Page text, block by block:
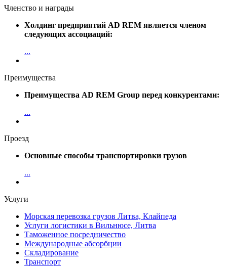
Членство и награды
Холдинг предприятий AD REM является членом
следующих ассоциаций:
...
Преимущества
Преимущества AD REM Group перед конкурентами:
...
Проезд
Основные способы транспортировки грузов
...
Услуги
Морская перевозка грузов Литва, Клайпеда
Услуги логистики в Вильнюсе, Литва
Таможенное посредничество
Международные абсорбции
Складирование
Транспорт